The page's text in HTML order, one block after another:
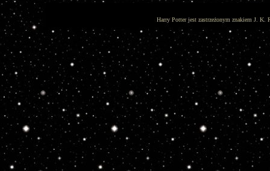
Harry Potter jest zastrzeżonym znakiem J. K.